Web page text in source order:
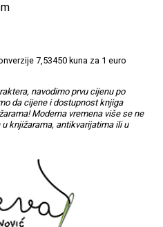
7,53450 kuna za 1 euro
navodimo prvu cijenu po
da cijene i dostupnost knjiga
Moderna vremena više se ne
knjižarama, antikvarijatima ili u